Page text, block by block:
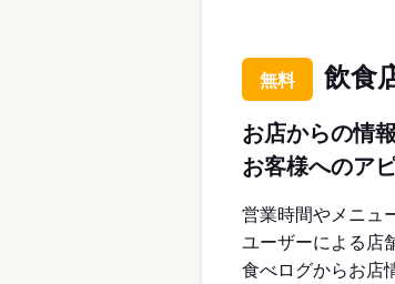
無料 飲食
お店からの情
お客様へのア
営業時間やメニュ
ユーザーによる店
食べログからお店